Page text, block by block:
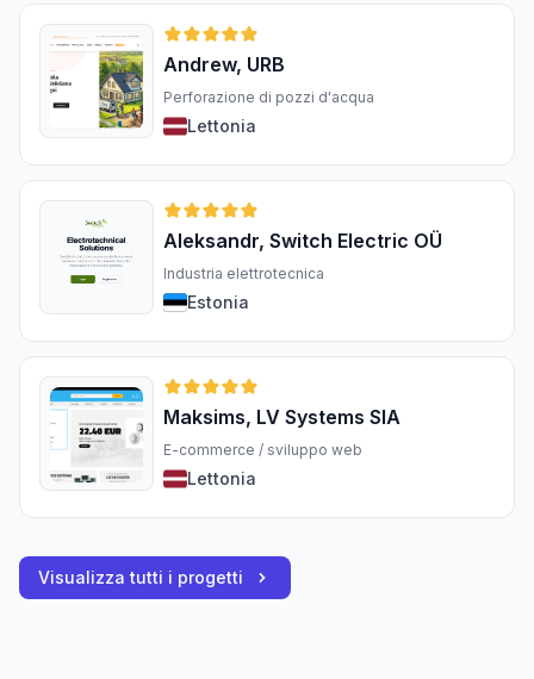
Andrew, URB
Perforazione di pozzi d'acqua
Lettonia
Aleksandr, Switch Electric OÜ
Industria elettrotecnica
Estonia
Maksims, LV Systems SIA
E-commerce / sviluppo web
Lettonia
Visualizza tutti i progetti